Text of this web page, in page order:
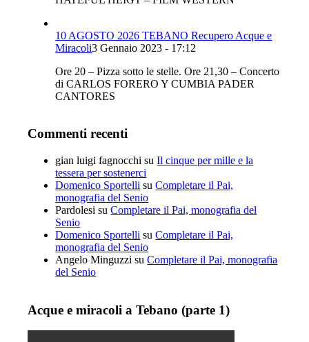
10 AGOSTO 2026 TEBANO Recupero Acque e
Miracoli3 Gennaio 2023 - 17:12
Ore 20 – Pizza sotto le stelle. Ore 21,30 – Concerto
di CARLOS FORERO Y CUMBIA PADER
CANTORES
Commenti recenti
gian luigi fagnocchi suIl cinque per mille e la
tessera per sostenerci
Domenico Sportelli suCompletare il Pai,
monografia del Senio
Pardolesi suCompletare il Pai, monografia del
Senio
Domenico Sportelli suCompletare il Pai,
monografia del Senio
Angelo Minguzzi suCompletare il Pai, monografia
del Senio
Acque e miracoli a Tebano (parte 1)